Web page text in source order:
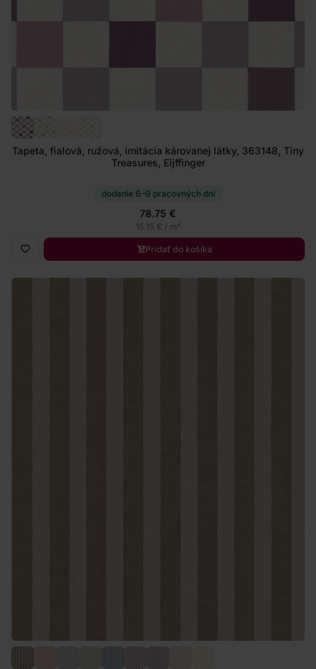
Tapeta, fialová, ružová, imitácia károvanej látky, 363148, Tiny
Treasures, Eijffinger
dodanie 6–9 pracovných dní
78.75 €
15.15 € / m2
Pridať do košíka